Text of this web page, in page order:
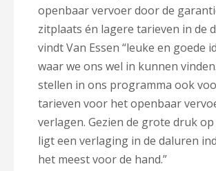
openbaar vervoer door de
zitplaats én lagere tarieven in de
vindt Van Essen “leuke en goede
waar we ons wel in kunnen
stellen in ons programma ook
tarieven voor het openbaar
verlagen. Gezien de grote druk
ligt een verlaging in de daluren
het meest voor de hand.”